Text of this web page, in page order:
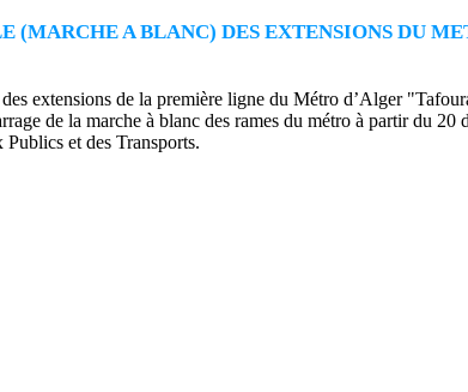
A BLANC) DES EXTENSIONS DU
extensions de la première ligne du Métro d’Alger
de la marche à blanc des rames du métro à partir du
et des Transports.